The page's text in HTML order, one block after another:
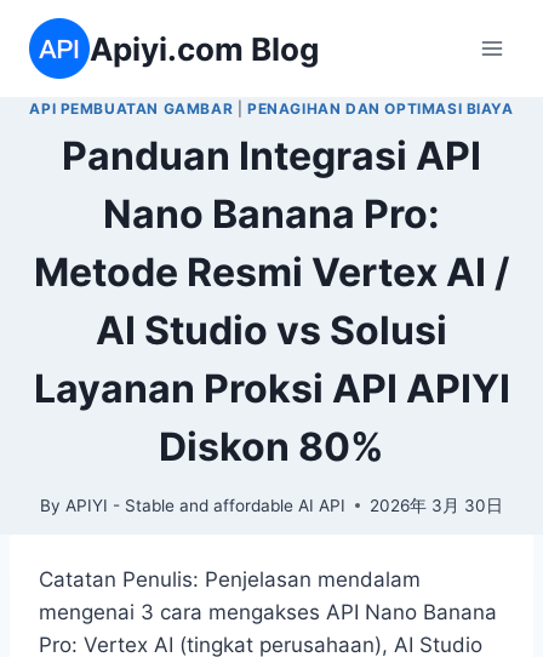
content
Apiyi.com Blog
API PEMBUATAN GAMBAR |PENAGIHAN DAN OPTIMASI BIAYA
Panduan Integrasi API
Nano Banana Pro:
Metode Resmi Vertex AI /
AI Studio vs Solusi
Layanan Proksi API APIYI
Diskon 80%
By APIYI - Stable and affordable AI API 2026年 3月 30日
Catatan Penulis: Penjelasan mendalam
mengenai 3 cara mengakses API Nano Banana
Pro: Vertex AI (tingkat perusahaan), AI Studio